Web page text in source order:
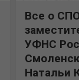
Все о
УФНС
Натальи